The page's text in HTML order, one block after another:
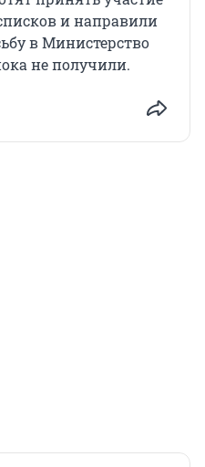
и направили
в Министерство
не получили.